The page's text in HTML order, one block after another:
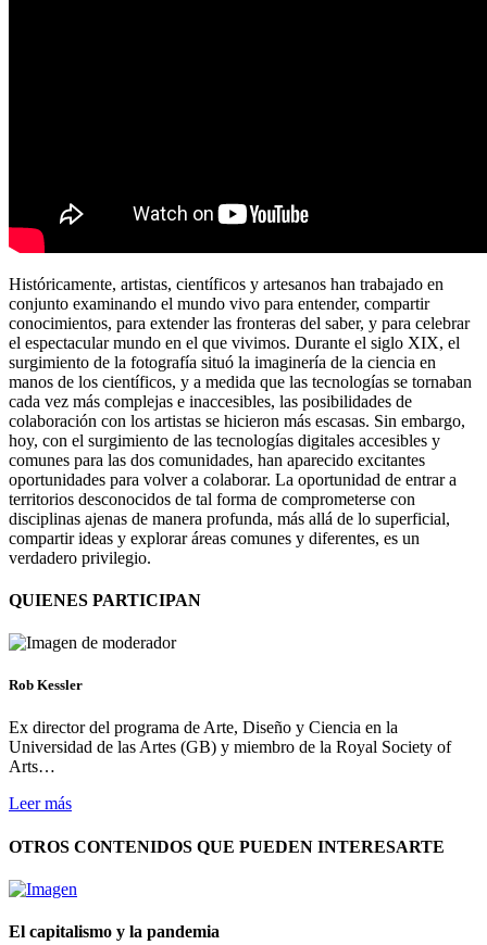
Históricamente, artistas, científicos y artesanos han trabajado en
conjunto examinando el mundo vivo para entender, compartir
conocimientos, para extender las fronteras del saber, y para celebrar
el espectacular mundo en el que vivimos. Durante el siglo XIX, el
surgimiento de la fotografía situó la imaginería de la ciencia en
manos de los científicos, y a medida que las tecnologías se tornaban
cada vez más complejas e inaccesibles, las posibilidades de
colaboración con los artistas se hicieron más escasas. Sin embargo,
hoy, con el surgimiento de las tecnologías digitales accesibles y
comunes para las dos comunidades, han aparecido excitantes
oportunidades para volver a colaborar. La oportunidad de entrar a
territorios desconocidos de tal forma de comprometerse con
disciplinas ajenas de manera profunda, más allá de lo superficial,
compartir ideas y explorar áreas comunes y diferentes, es un
verdadero privilegio.
QUIENES PARTICIPAN
Rob Kessler
Ex director del programa de Arte, Diseño y Ciencia en la
Universidad de las Artes (GB) y miembro de la Royal Society of
Arts…
Leer más
OTROS CONTENIDOS QUE PUEDEN INTERESARTE
El capitalismo y la pandemia